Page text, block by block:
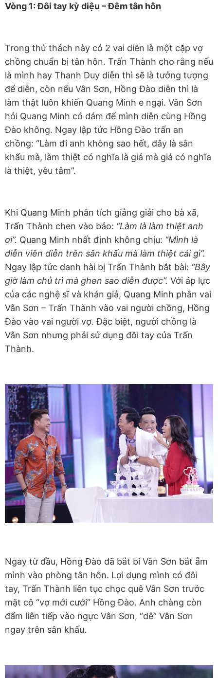
Vòng 1: Đôi tay kỳ diệu – Đêm tân hôn
Trong thử thách này có 2 vai diễn là một cặp vợ
chồng chuẩn bị tân hôn. Trấn Thành cho rằng nếu
là mình hay Thanh Duy diễn thì sẽ là tưởng tượng
để diễn, còn nếu Vân Sơn, Hồng Đào diễn thì là
làm thật luôn khiến Quang Minh e ngại. Vân Sơn
hỏi Quang Minh có dám để mình diễn cùng Hồng
Đào không. Ngay lập tức Hồng Đào trấn an
chồng: “Làm đi anh không sao hết, đây là sân
khấu mà, làm thiệt có nghĩa là giả mà giả có nghĩa
là thiệt, yêu tâm”.
Khi Quang Minh phân tích giảng giải cho bà xã,
Trấn Thành chen vào bảo: “Làm là làm thiệt anh
ơi”. Quang Minh nhất định không chịu: “Mình là
diễn viên diễn trên sân khấu mà làm thiệt cái gì”.
Ngay lập tức danh hài bị Trấn Thành bắt bài: “Bây
giờ làm chủ trì mà ghen sao diễn được”. Với áp lực
của các nghệ sĩ và khán giả, Quang Minh phân vai
Vân Sơn – Trấn Thành vào vai người chồng, Hồng
Đào vào vai người vợ. Đặc biệt, người chồng là
Vân Sơn nhưng phải sử dụng đôi tay của Trấn
Thành.
Ngay từ đầu, Hồng Đào đã bắt bí Vân Sơn bắt ẵm
mình vào phòng tân hôn. Lợi dụng mình có đôi
tay, Trấn Thành liên tục chọc quê Vân Sơn trước
mặt cô “vợ mới cưới” Hồng Đào. Anh chàng còn
đấm liên tiếp vào ngực Vân Sơn, “dê” Vân Sơn
ngay trên sân khấu.